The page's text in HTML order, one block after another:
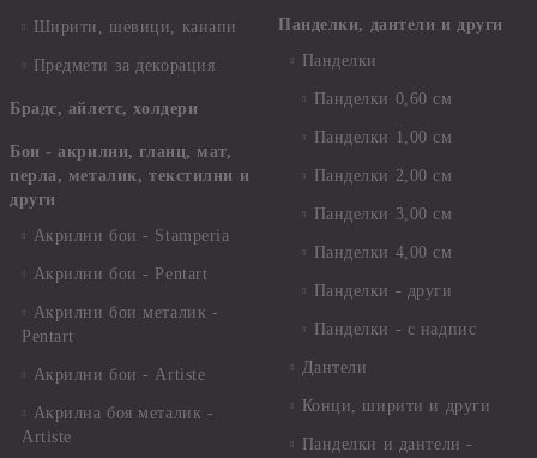
Ширити, шевици, канапи
Предмети за декорация
Брадс, айлетс, холдери
Бои - акрилни, гланц, мат,
перла, металик, текстилни и
други
Акрилни бои - Stamperia
Акрилни бои - Pentart
Акрилни бои металик -
Pentart
Акрилни бои - Artiste
Акрилна боя металик -
Artiste
Панделки, дантели и други
Панделки
Панделки 0,60 см
Панделки 1,00 см
Панделки 2,00 см
Панделки 3,00 см
Панделки 4,00 см
Панделки - други
Панделки - с надпис
Дантели
Конци, ширити и други
Панделки и дантели -